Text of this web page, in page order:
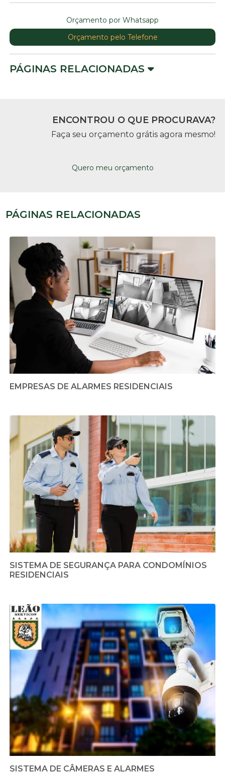
Orçamento por Whatsapp
Orçamento pelo Telefone
PÁGINAS RELACIONADAS
ENCONTROU O QUE PROCURAVA?
Faça seu orçamento grátis agora mesmo!
Quero meu orçamento
PÁGINAS RELACIONADAS
EMPRESAS DE ALARMES RESIDENCIAIS
SISTEMA DE SEGURANÇA PARA CONDOMÍNIOS
RESIDENCIAIS
SISTEMA DE CÂMERAS E ALARMES